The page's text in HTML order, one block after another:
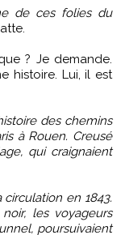
de ces folies du
? Je demande.
histoire. Lui, il est
des chemins
à Rouen. Creusé
qui craignaient
en 1843.
les voyageurs
poursuivaient